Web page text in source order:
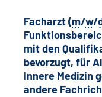
Facharzt (m/w/
mit den
bevorzugt, für
Innere Medizin
andere